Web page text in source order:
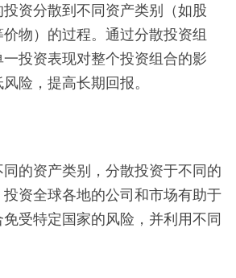
资分散到不同资产类别（如股
物）的过程。通过分散投资组
投资表现对整个投资组合的影
险，提高长期回报。
的资产类别，分散投资于不同的
资全球各地的公司和市场有助于
受特定国家的风险，并利用不同